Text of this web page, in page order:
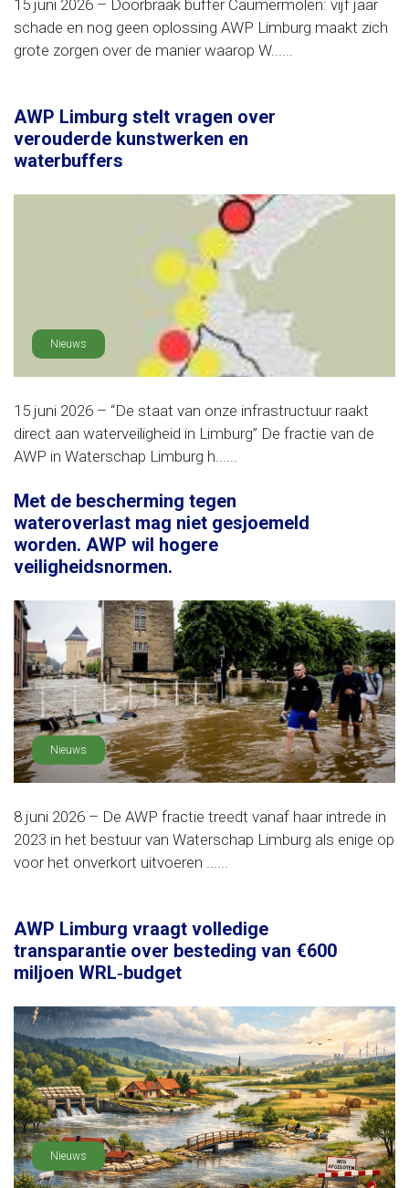
15 juni 2026 – Doorbraak buffer Caumermolen: vijf jaar
schade en nog geen oplossing AWP Limburg maakt zich
grote zorgen over de manier waarop W......
AWP Limburg stelt vragen over
verouderde kunstwerken en
waterbuffers
Nieuws
15 juni 2026 – “De staat van onze infrastructuur raakt
direct aan waterveiligheid in Limburg” De fractie van de
AWP in Waterschap Limburg h......
Met de bescherming tegen
wateroverlast mag niet gesjoemeld
worden. AWP wil hogere
veiligheidsnormen.
Nieuws
8 juni 2026 – De AWP fractie treedt vanaf haar intrede in
2023 in het bestuur van Waterschap Limburg als enige op
voor het onverkort uitvoeren ......
AWP Limburg vraagt volledige
transparantie over besteding van €600
miljoen WRL‑budget
Nieuws